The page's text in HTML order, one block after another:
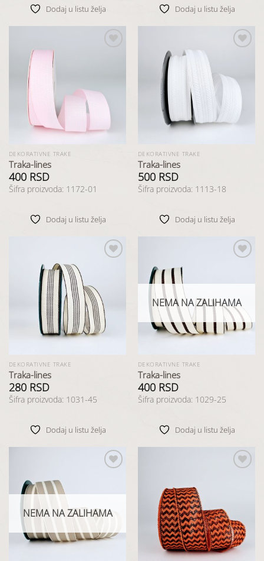
Dodaj u listu želja Dodaj u listu želja
DEKORATIVNE TRAKE
Traka-lines
400 RSD
Šifra proizvoda: 1172-01
Dodaj u listu želja
u listu
želja
DEKORATIVNE TRAKE
Traka-lines
500 RSD
Šifra proizvoda: 1113-18
Dodaj u listu želja
DEKORATIVNE TRAKE
Traka-lines
280 RSD
Šifra proizvoda: 1031-45
Dodaj u listu želja
Dodaj
NEMA NA ZALIHAMA
DEKORATIVNE TRAKE
Traka-lines
400 RSD
Šifra proizvoda: 1029-25
Dodaj u listu želja
NEMA NA ZALIHAMA